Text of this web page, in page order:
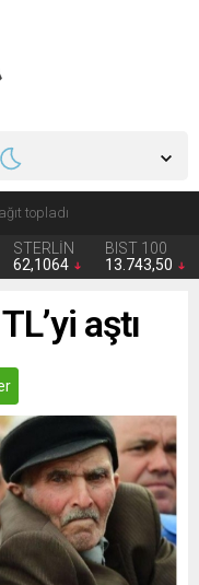
STERLİN
62,1064
BIST 100
13.743,50
aştı